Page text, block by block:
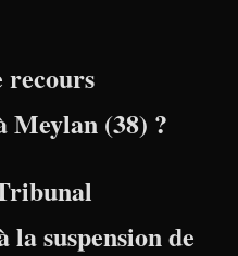
recours
(38) ?
suspension de